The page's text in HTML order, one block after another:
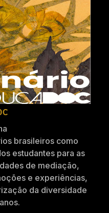
brasileiros como
estudantes para as
de mediação,
e experiências,
da diversidade